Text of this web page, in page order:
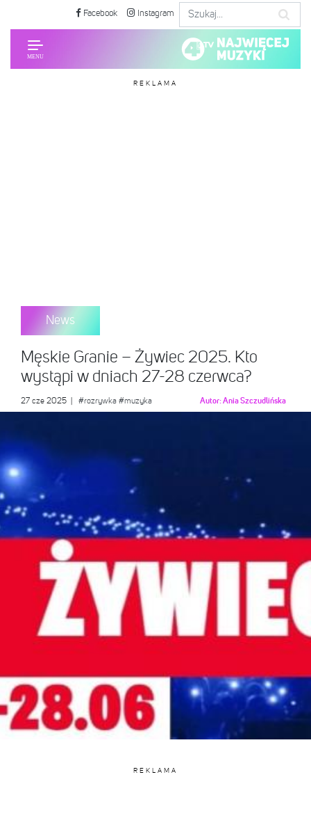
Facebook Instagram
REKLAMA
News
Męskie Granie – Żywiec 2025. Kto
wystąpi w dniach 27-28 czerwca?
27 cze 2025 #rozrywka #muzyka Autor:Ania Szczudlińska
REKLAMA